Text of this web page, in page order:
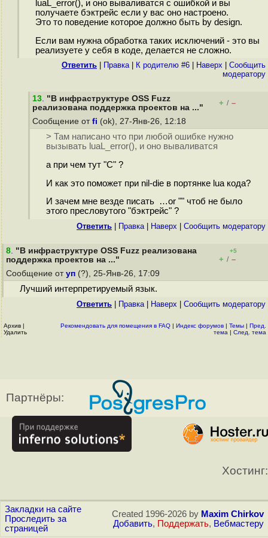
luaL_error(), и оно вываливатся с ошибкой и вы
получаете бэктрейс если у вас оно настроено.
Это то поведение которое должно быть by design.
Если вам нужна обработка таких исключений - это вы
реализуете у себя в коде, делается не сложно.
Ответить Правка| К родителю #6 Наверх
Cообщить
модератору
13. "В инфраструктуре OSS Fuzz
реализована поддержка проектов на ..."
+ / –
Сообщение от fi (ok), 27-Янв-26, 12:18
> Там написано что при любой ошибке нужно
вызывать luaL_error(), и оно вываливатся
а при чем тут "C" ?
И как это поможет при nil-die в портянке lua кода?
И зачем мне везде писать …or "" чтоб не было
этого пресловутого "бэктрейс" ?
Ответить Правка| Наверх Cообщить модератору
8. "В инфраструктуре OSS Fuzz реализована
поддержка проектов на ..."
+5
+ / –
Сообщение от уп (?), 25-Янв-26, 17:09
Лучший интерпретируемый язык.
Ответить Правка| Наверх Cообщить модератору
Архив |
Удалить
Рекомендовать для помещения в FAQ | Индекс форумов | Темы | Пред.
тема | След. тема
Партнёры:
Хостинг:
Закладки на сайте
Проследить за
страницей
Created 1996-2026 by Maxim Chirkov
Добавить, Поддержать, Вебмастеру